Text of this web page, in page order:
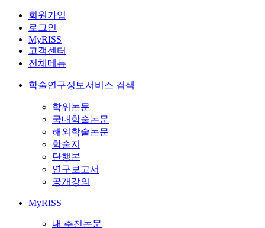
회원가입
로그인
MyRISS
고객센터
전체메뉴
학술연구정보서비스 검색
학위논문
국내학술논문
해외학술논문
학술지
단행본
연구보고서
공개강의
MyRISS
내 추천논문